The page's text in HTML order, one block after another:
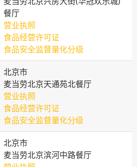
餐厅
营业执照
食品经营许可证
食品安全监督量化分级
北京市
麦当劳北京天通苑北餐厅
营业执照
食品经营许可证
食品安全监督量化分级
北京市
麦当劳北京滨河中路餐厅